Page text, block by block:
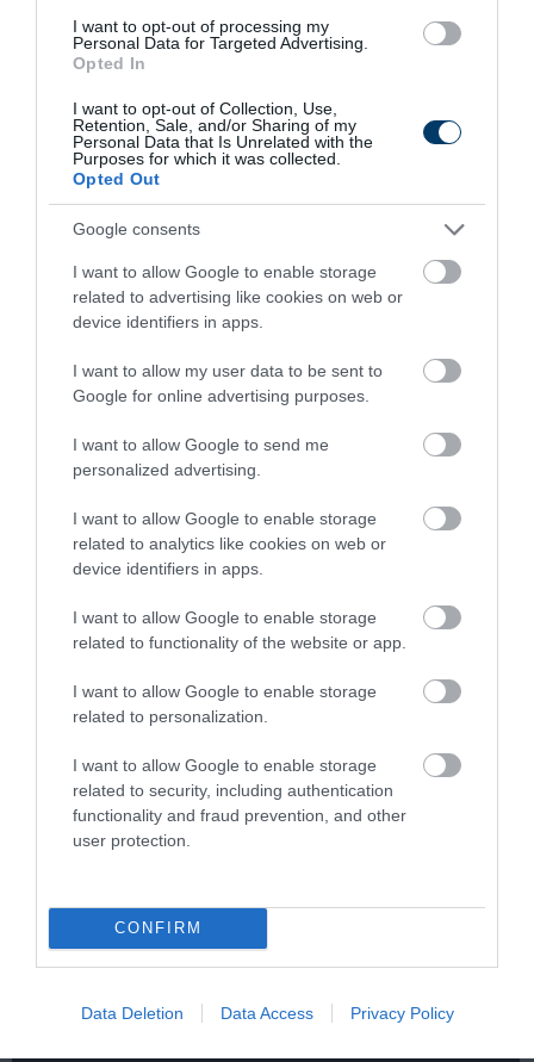
I want to opt-out of processing my
Personal Data for Targeted Advertising.
Opted In
I want to opt-out of Collection, Use,
Retention, Sale, and/or Sharing of my
Personal Data that Is Unrelated with the
Purposes for which it was collected.
Opted Out
Google consents
I want to allow Google to enable storage
related to advertising like cookies on web or
device identifiers in apps.
I want to allow my user data to be sent to
Google for online advertising purposes.
I want to allow Google to send me
personalized advertising.
I want to allow Google to enable storage
related to analytics like cookies on web or
device identifiers in apps.
I want to allow Google to enable storage
related to functionality of the website or app.
I want to allow Google to enable storage
related to personalization.
I want to allow Google to enable storage
related to security, including authentication
functionality and fraud prevention, and other
user protection.
CONFIRM
Data Deletion Data Access Privacy Policy
4 h 41 min
5 Hidden Signs You Have Worms Inside Your
450 144 125
3 h 54 min
One Teaspoon And All The Worms In The Body
Die Instantly
112